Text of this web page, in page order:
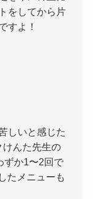
をしてから片
すよ！
しいと感じた
けんた先生の
ずか1〜2回で
たメニューも